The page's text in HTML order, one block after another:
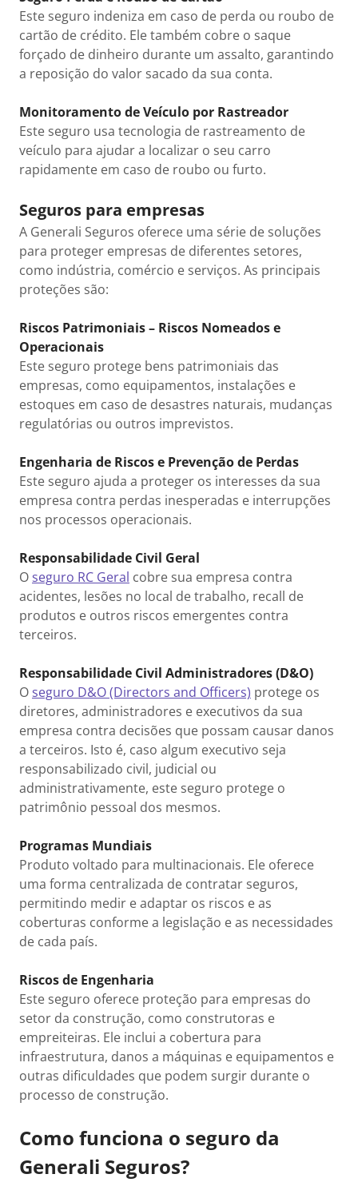
Este seguro indeniza em caso de perda ou roubo de
cartão de crédito. Ele também cobre o saque
forçado de dinheiro durante um assalto, garantindo
a reposição do valor sacado da sua conta.
Monitoramento de Veículo por Rastreador
Este seguro usa tecnologia de rastreamento de
veículo para ajudar a localizar o seu carro
rapidamente em caso de roubo ou furto.
Seguros para empresas
A Generali Seguros oferece uma série de soluções
para proteger empresas de diferentes setores,
como indústria, comércio e serviços. As principais
proteções são:
Riscos Patrimoniais – Riscos Nomeados e
Operacionais
Este seguro protege bens patrimoniais das
empresas, como equipamentos, instalações e
estoques em caso de desastres naturais, mudanças
regulatórias ou outros imprevistos.
Engenharia de Riscos e Prevenção de Perdas
Este seguro ajuda a proteger os interesses da sua
empresa contra perdas inesperadas e interrupções
nos processos operacionais.
Responsabilidade Civil Geral
Oseguro RC Geral cobre sua empresa contra
acidentes, lesões no local de trabalho, recall de
produtos e outros riscos emergentes contra
terceiros.
Responsabilidade Civil Administradores (D&O)
Oseguro D&O (Directors and Officers) protege os
diretores, administradores e executivos da sua
empresa contra decisões que possam causar danos
a terceiros. Isto é, caso algum executivo seja
responsabilizado civil, judicial ou
administrativamente, este seguro protege o
patrimônio pessoal dos mesmos.
Programas Mundiais
Produto voltado para multinacionais. Ele oferece
uma forma centralizada de contratar seguros,
permitindo medir e adaptar os riscos e as
coberturas conforme a legislação e as necessidades
de cada país.
Riscos de Engenharia
Este seguro oferece proteção para empresas do
setor da construção, como construtoras e
empreiteiras. Ele inclui a cobertura para
infraestrutura, danos a máquinas e equipamentos e
outras dificuldades que podem surgir durante o
processo de construção.
Como funciona o seguro da
Generali Seguros?